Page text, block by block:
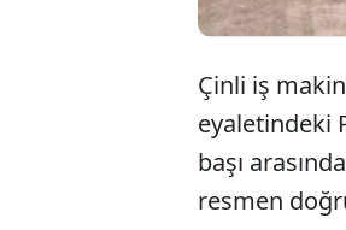
Çinli iş
eyaletindeki
başı
resmen